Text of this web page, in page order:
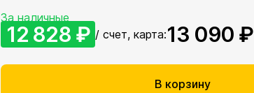
За наличные
12 828 ₽ / счет, карта:13 090 ₽
В корзину